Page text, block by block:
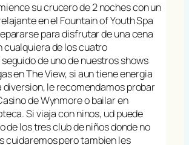
su crucero de 2 noches con un
en el Fountain of Youth Spa
para disfrutar de una cena
cualquiera de los cuatro
de uno de nuestros shows
en The View, si aun tiene energia
diversion, le recomendamos probar
de Wynmore o bailar en
Si viaja con ninos, ud puede
de los tres club de niños donde no
cuidaremos pero tambien les